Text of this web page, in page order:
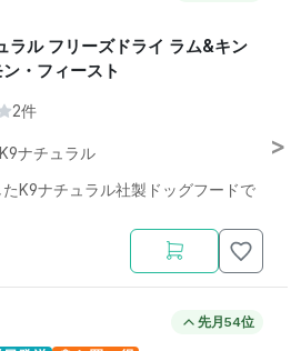
ラル フリーズドライ ラム&キン
・フィースト
2件
K9ナチュラル
K9ナチュラル社製ドッグフードで
先月54位